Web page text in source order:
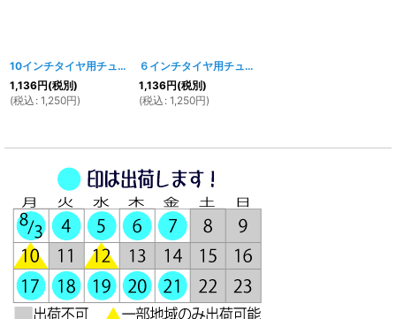
10インチタイヤ用チューブ 3.5-10 [071w]
1,136円(税別)
(税込 : 1,250円)
６インチタイヤ用チューブ ５．００－６
1,136円(税別)
(税込 : 1,250円)